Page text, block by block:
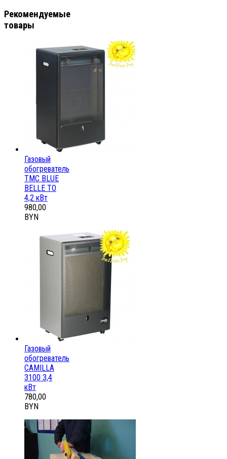
Рекомендуемые
товары
Газовый
обогреватель
ТМС BLUE
BELLE ТО
4,2 кВт
980,00
BYN
Газовый
обогреватель
CAMILLA
3100 3,4
кВт
780,00
BYN